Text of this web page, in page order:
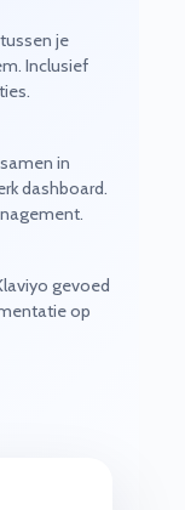
je
Inclusief
in
dashboard.
gevoed
op